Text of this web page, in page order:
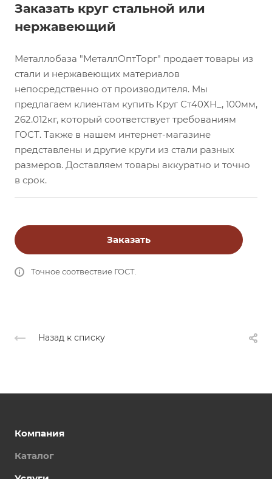
Заказать круг стальной или
нержавеющий
Металлобаза "МеталлОптТорг" продает товары из
стали и нержавеющих материалов
непосредственно от производителя. Мы
предлагаем клиентам купить Круг Ст40ХН_, 100мм,
262.012кг, который соответствует требованиям
ГОСТ. Также в нашем интернет-магазине
представлены и другие круги из стали разных
размеров. Доставляем товары аккуратно и точно
в срок.
Заказать
Точное соотвествие ГОСТ.
Назад к списку
Компания
Каталог